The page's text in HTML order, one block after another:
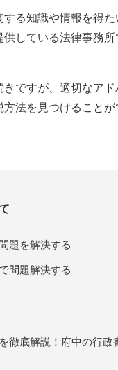
る知識や情報を得
している法律事務
ですが、適切なア
法を見つけること
題を解決する
問題解決する
徹底解説！府中の行政